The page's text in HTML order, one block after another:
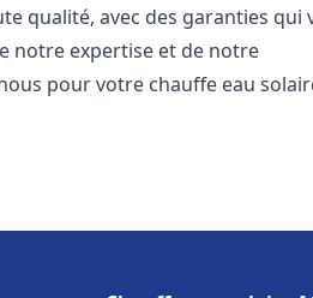
qualité, avec des garanties qui
notre expertise et de notre
pour votre chauffe eau